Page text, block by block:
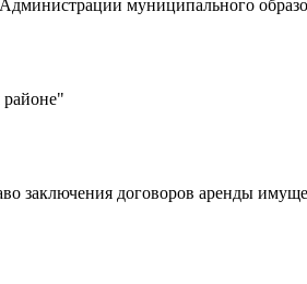
муниципального
заключения договоров аренды